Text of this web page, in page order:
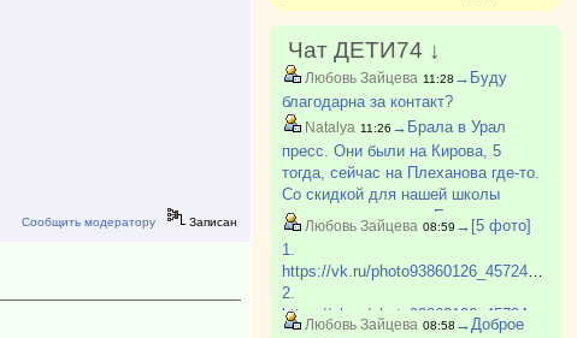
Сообщить модератору Записан
Чат ДЕТИ74 ↓
Любовь Зайцева 11:28 →Буду
благодарна за контакт?
Natalya 11:26 →Брала в Урал
пресс. Они были на Кирова, 5
тогда, сейчас на Плеханова где-то.
Со скидкой для нашей школы
выходило дешевле. Есть еще
какой-то Игнат, который этим
занимается. У него многие
закупают пособия. Могу поискат?
Любовь Зайцева 08:59 →[5 фото]
1.
https://vk.ru/photo93860126_457248860
2.
https://vk.ru/photo93860126_457248858
Любовь Зайцева 08:58 →Доброе